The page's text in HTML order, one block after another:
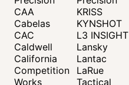
CAA
Cabelas
CAC
Caldwell
California
Competition
Works
KRISS
KYNSHOT
L3 INSIGHT
Lansky
Lantac
LaRue
Tactical